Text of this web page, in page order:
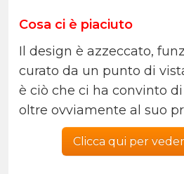
Cosa ci è piaciuto
Il design è azzeccato,
curato da un punto di
è ciò che ci ha convinto
oltre ovviamente al suo
Clicca qui per